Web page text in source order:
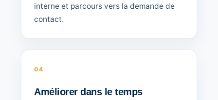
interne et parcours vers la demande de
contact.
04
Améliorer dans le temps